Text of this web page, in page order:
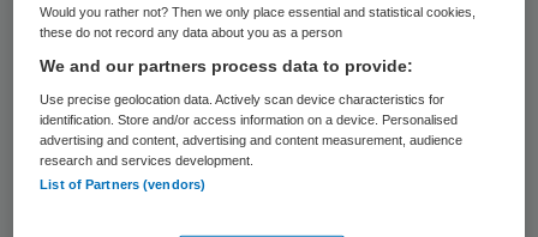
remuneratiecommissie op zich.
Van Wageningenis momenteel lid van de
raad van bestuur van ViVa! Zorggroep, die
in de regio Kennemerland diensten en
Would you rather not? Then we only place essential and statistical cookies,
these do not record any data about you as a person
We and our partners process data to provide:
Use precise geolocation data. Actively scan device characteristics for
identification. Store and/or access information on a device. Personalised
advertising and content, advertising and content measurement, audience
research and services development.
List of Partners (vendors)